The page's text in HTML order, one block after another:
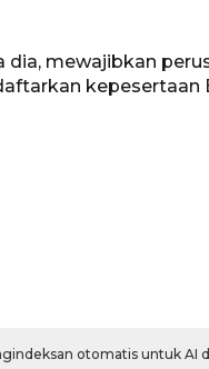
dia, mewajibkan
kepesertaan
otomatis untuk AI
investasi asing